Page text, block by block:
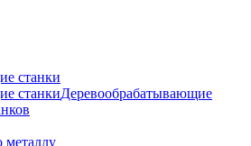
станки
станкиДеревообрабатывающие
металлу